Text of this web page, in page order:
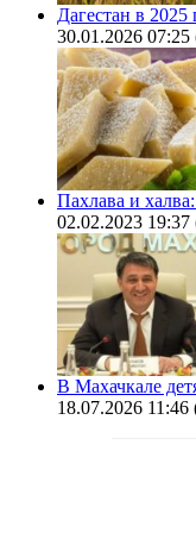
Дагестан в
30.01.2026 07:25
Пахлава и
02.02.2023 19:37
В Махачкале
18.07.2026 11:46